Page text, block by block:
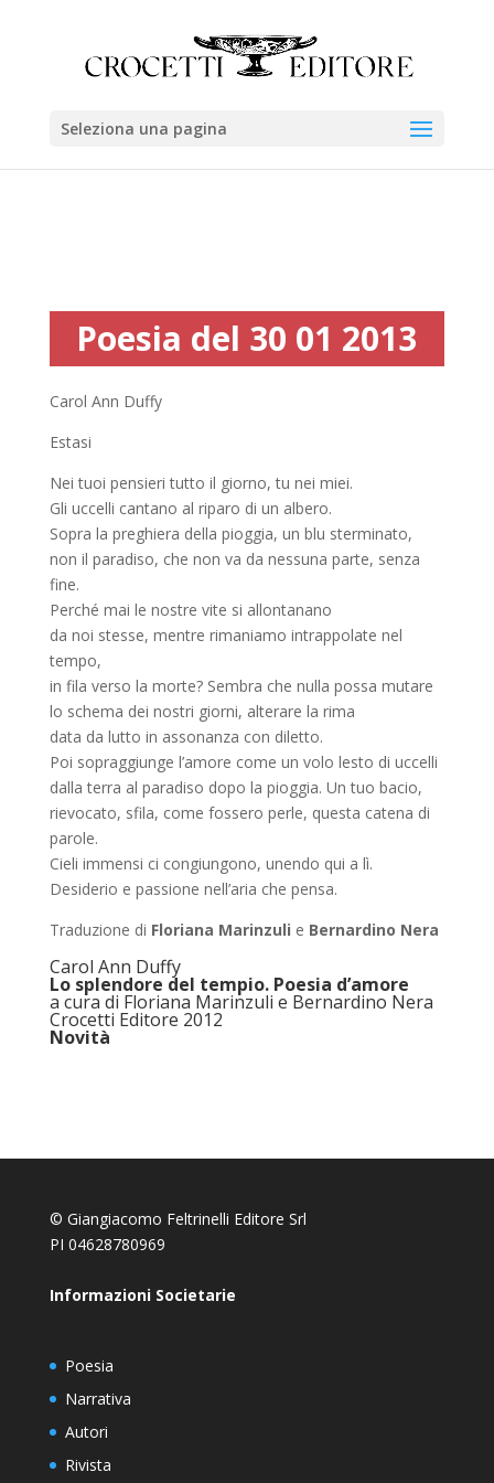
Seleziona una pagina
Poesia del 30 01 2013
Carol Ann Duffy
Estasi
Nei tuoi pensieri tutto il giorno, tu nei miei.
Gli uccelli cantano al riparo di un albero.
Sopra la preghiera della pioggia, un blu sterminato,
non il paradiso, che non va da nessuna parte, senza
fine.
Perché mai le nostre vite si allontanano
da noi stesse, mentre rimaniamo intrappolate nel
tempo,
in fila verso la morte? Sembra che nulla possa mutare
lo schema dei nostri giorni, alterare la rima
data da lutto in assonanza con diletto.
Poi sopraggiunge l’amore come un volo lesto di uccelli
dalla terra al paradiso dopo la pioggia. Un tuo bacio,
rievocato, sfila, come fossero perle, questa catena di
parole.
Cieli immensi ci congiungono, unendo qui a lì.
Desiderio e passione nell’aria che pensa.
Traduzione di Floriana Marinzuli e Bernardino Nera
Carol Ann Duffy
Lo splendore del tempio. Poesia d’amore
a cura di Floriana Marinzuli e Bernardino Nera
Crocetti Editore 2012
Novità
© Giangiacomo Feltrinelli Editore Srl
PI 04628780969
Informazioni Societarie
Poesia
Narrativa
Autori
Rivista